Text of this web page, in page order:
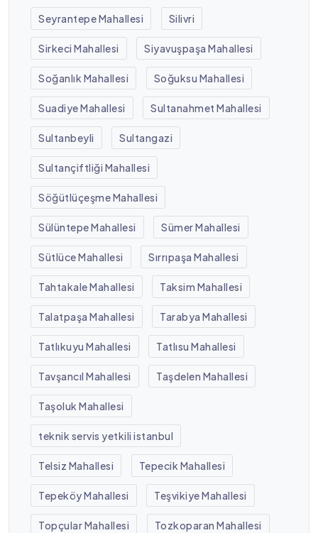
Seyrantepe Mahallesi Silivri
Sirkeci Mahallesi Siyavuşpaşa Mahallesi
Soğanlık Mahallesi Soğuksu Mahallesi
Suadiye Mahallesi Sultanahmet Mahallesi
Sultanbeyli Sultangazi
Sultançiftliği Mahallesi
Söğütlüçeşme Mahallesi
Sülüntepe Mahallesi Sümer Mahallesi
Sütlüce Mahallesi Sırrıpaşa Mahallesi
Tahtakale Mahallesi Taksim Mahallesi
Talatpaşa Mahallesi Tarabya Mahallesi
Tatlıkuyu Mahallesi Tatlısu Mahallesi
Tavşancıl Mahallesi Taşdelen Mahallesi
Taşoluk Mahallesi
teknik servis yetkili istanbul
Telsiz Mahallesi Tepecik Mahallesi
Tepeköy Mahallesi Teşvikiye Mahallesi
Topçular Mahallesi Tozkoparan Mahallesi